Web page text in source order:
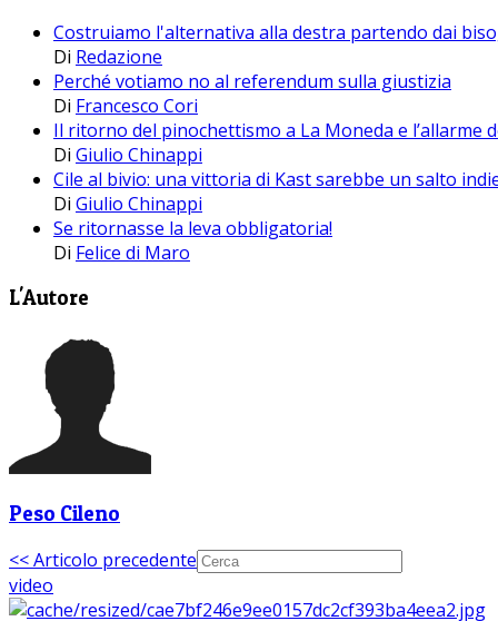
Costruiamo l'alternativa alla destra partendo dai
Di Redazione
Perché votiamo no al referendum sulla giustizia
Di Francesco Cori
Il ritorno del pinochettismo a La Moneda e l’allarme
Di Giulio Chinappi
Cile al bivio: una vittoria di Kast sarebbe un salto
Di Giulio Chinappi
Se ritornasse la leva obbligatoria!
Di Felice di Maro
L'Autore
Peso Cileno
<< Articolo precedente
video